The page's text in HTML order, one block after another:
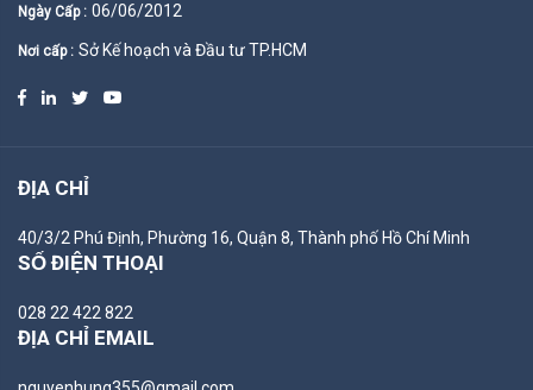
Ngày Cấp : 06/06/2012
Nơi cấp : Sở Kế hoạch và Đầu tư TP.HCM
ĐỊA CHỈ
40/3/2 Phú Định, Phường 16, Quận 8, Thành phố Hồ Chí Minh
SỐ ĐIỆN THOẠI
028 22 422 822
ĐỊA CHỈ EMAIL